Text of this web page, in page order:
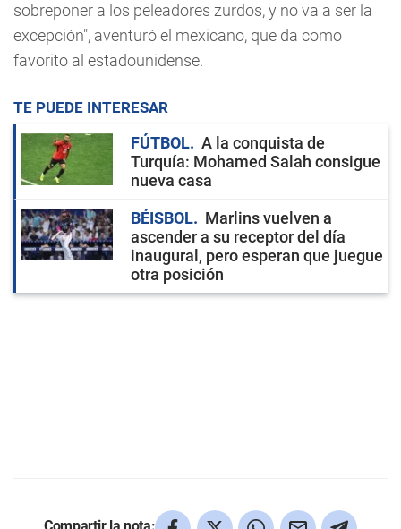
sobreponer a los peleadores zurdos, y no va a ser la
excepción", aventuró el mexicano, que da como
favorito al estadounidense.
TE PUEDE INTERESAR
FÚTBOL
A la conquista de
Turquía: Mohamed Salah consigue
nueva casa
BÉISBOL
Marlins vuelven a
ascender a su receptor del día
inaugural, pero esperan que juegue
otra posición
Compartir la nota: